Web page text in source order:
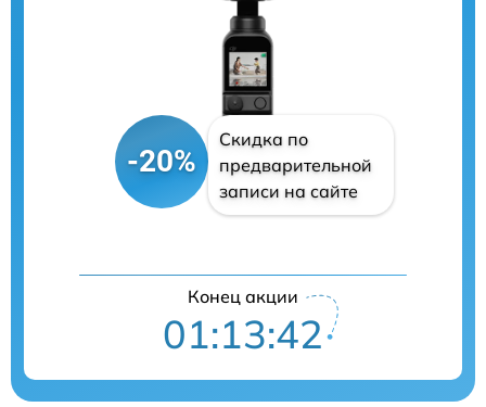
-20%
Скидка по
предварительной
записи на сайте
Конец акции
01:13:41